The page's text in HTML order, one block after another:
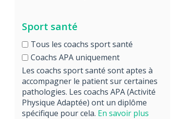
Sport santé
Tous les coachs sport santé
Coachs APA uniquement
Les coachs sport santé sont aptes à
accompagner le patient sur certaines
pathologies. Les coachs APA (Activité
Physique Adaptée) ont un diplôme
spécifique pour cela. En savoir plus